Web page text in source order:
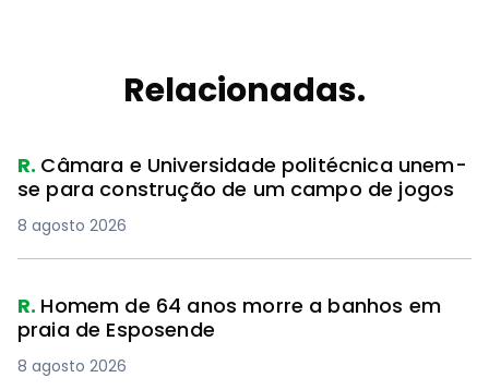
Relacionadas.
R. Câmara e Universidade politécnica unem-
se para construção de um campo de jogos
8 agosto 2026
R. Homem de 64 anos morre a banhos em
praia de Esposende
8 agosto 2026